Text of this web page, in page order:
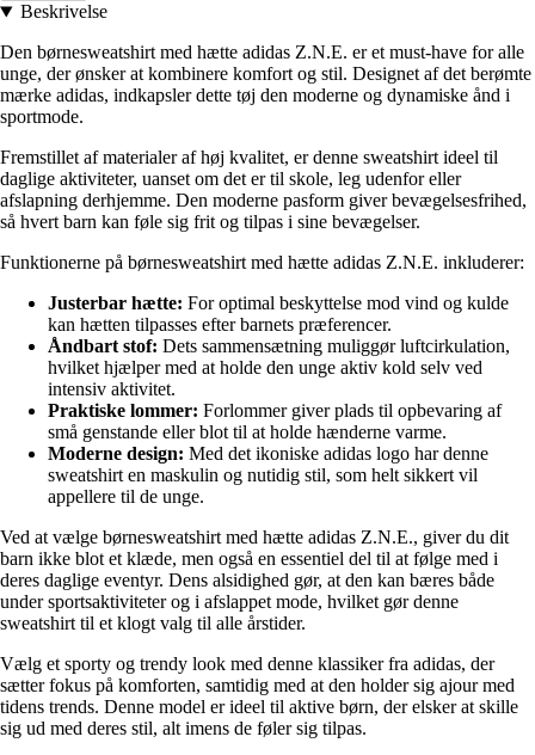
Beskrivelse
Den børnesweatshirt med hætte adidas Z.N.E. er et must-have for alle
unge, der ønsker at kombinere komfort og stil. Designet af det berømte
mærke adidas, indkapsler dette tøj den moderne og dynamiske ånd i
sportmode.
Fremstillet af materialer af høj kvalitet, er denne sweatshirt ideel til
daglige aktiviteter, uanset om det er til skole, leg udenfor eller
afslapning derhjemme. Den moderne pasform giver bevægelsesfrihed,
så hvert barn kan føle sig frit og tilpas i sine bevægelser.
Funktionerne på børnesweatshirt med hætte adidas Z.N.E. inkluderer:
Justerbar hætte: For optimal beskyttelse mod vind og kulde
kan hætten tilpasses efter barnets præferencer.
Åndbart stof: Dets sammensætning muliggør luftcirkulation,
hvilket hjælper med at holde den unge aktiv kold selv ved
intensiv aktivitet.
Praktiske lommer: Forlommer giver plads til opbevaring af
små genstande eller blot til at holde hænderne varme.
Moderne design: Med det ikoniske adidas logo har denne
sweatshirt en maskulin og nutidig stil, som helt sikkert vil
appellere til de unge.
Ved at vælge børnesweatshirt med hætte adidas Z.N.E., giver du dit
barn ikke blot et klæde, men også en essentiel del til at følge med i
deres daglige eventyr. Dens alsidighed gør, at den kan bæres både
under sportsaktiviteter og i afslappet mode, hvilket gør denne
sweatshirt til et klogt valg til alle årstider.
Vælg et sporty og trendy look med denne klassiker fra adidas, der
sætter fokus på komforten, samtidig med at den holder sig ajour med
tidens trends. Denne model er ideel til aktive børn, der elsker at skille
sig ud med deres stil, alt imens de føler sig tilpas.